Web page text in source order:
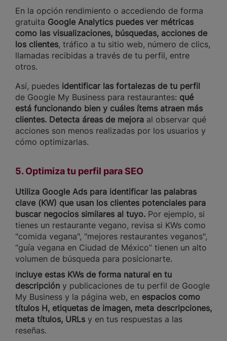
En la opción rendimiento o accediendo de forma
gratuita Google Analytics puedes ver métricas
como las visualizaciones, búsquedas, acciones de
los clientes, tráfico a tu sitio web, número de clics,
llamadas recibidas a través de tu perfil, entre
otros.
Así, puedes identificar las fortalezas de tu perfil
de Google My Business para restaurantes: qué
está funcionando bien y cuáles ítems atraen más
clientes. Detecta áreas de mejora al observar qué
acciones son menos realizadas por los usuarios y
cómo optimizarlas.
5. Optimiza tu perfil para SEO
Utiliza Google Ads para identificar las palabras
clave (KW) que usan los clientes potenciales para
buscar negocios similares al tuyo. Por ejemplo, si
tienes un restaurante vegano, revisa si KWs como
"comida vegana", "mejores restaurantes veganos",
“guía vegana en Ciudad de México” tienen un alto
volumen de búsqueda para posicionarte.
Incluye estas KWs de forma natural en tu
descripción y publicaciones de tu perfil de Google
My Business y la página web, en espacios como
títulos H, etiquetas de imagen, meta descripciones,
meta títulos, URLs y en tus respuestas a las
reseñas.